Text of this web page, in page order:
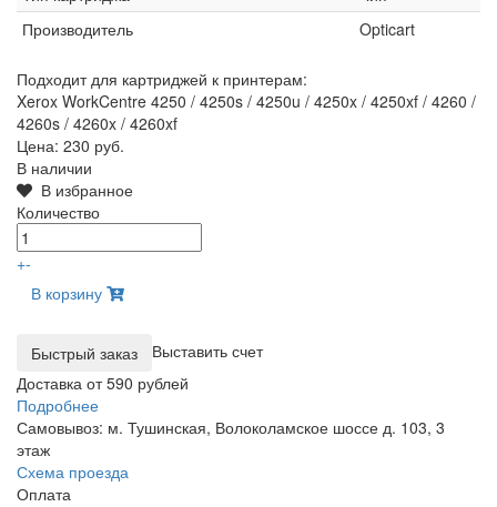
Производитель
Opticart
Подходит для картриджей к принтерам:
Xerox WorkCentre 4250 / 4250s / 4250u / 4250x / 4250xf / 4260 /
4260s / 4260x / 4260xf
Цена: 230 руб.
В наличии
В избранное
Количество
+-
В корзину
Выставить счет
Доставка от 590 рублей
Подробнее
Самовывоз: м. Тушинская, Волоколамское шоссе д. 103, 3
этаж
Схема проезда
Оплата